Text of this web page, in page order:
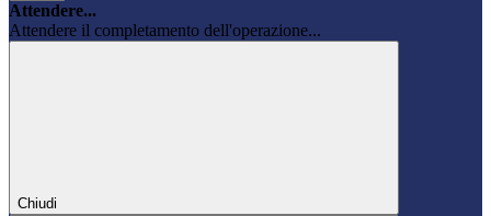
Attendere...
Attendere il completamento dell'operazione...
Chiudi